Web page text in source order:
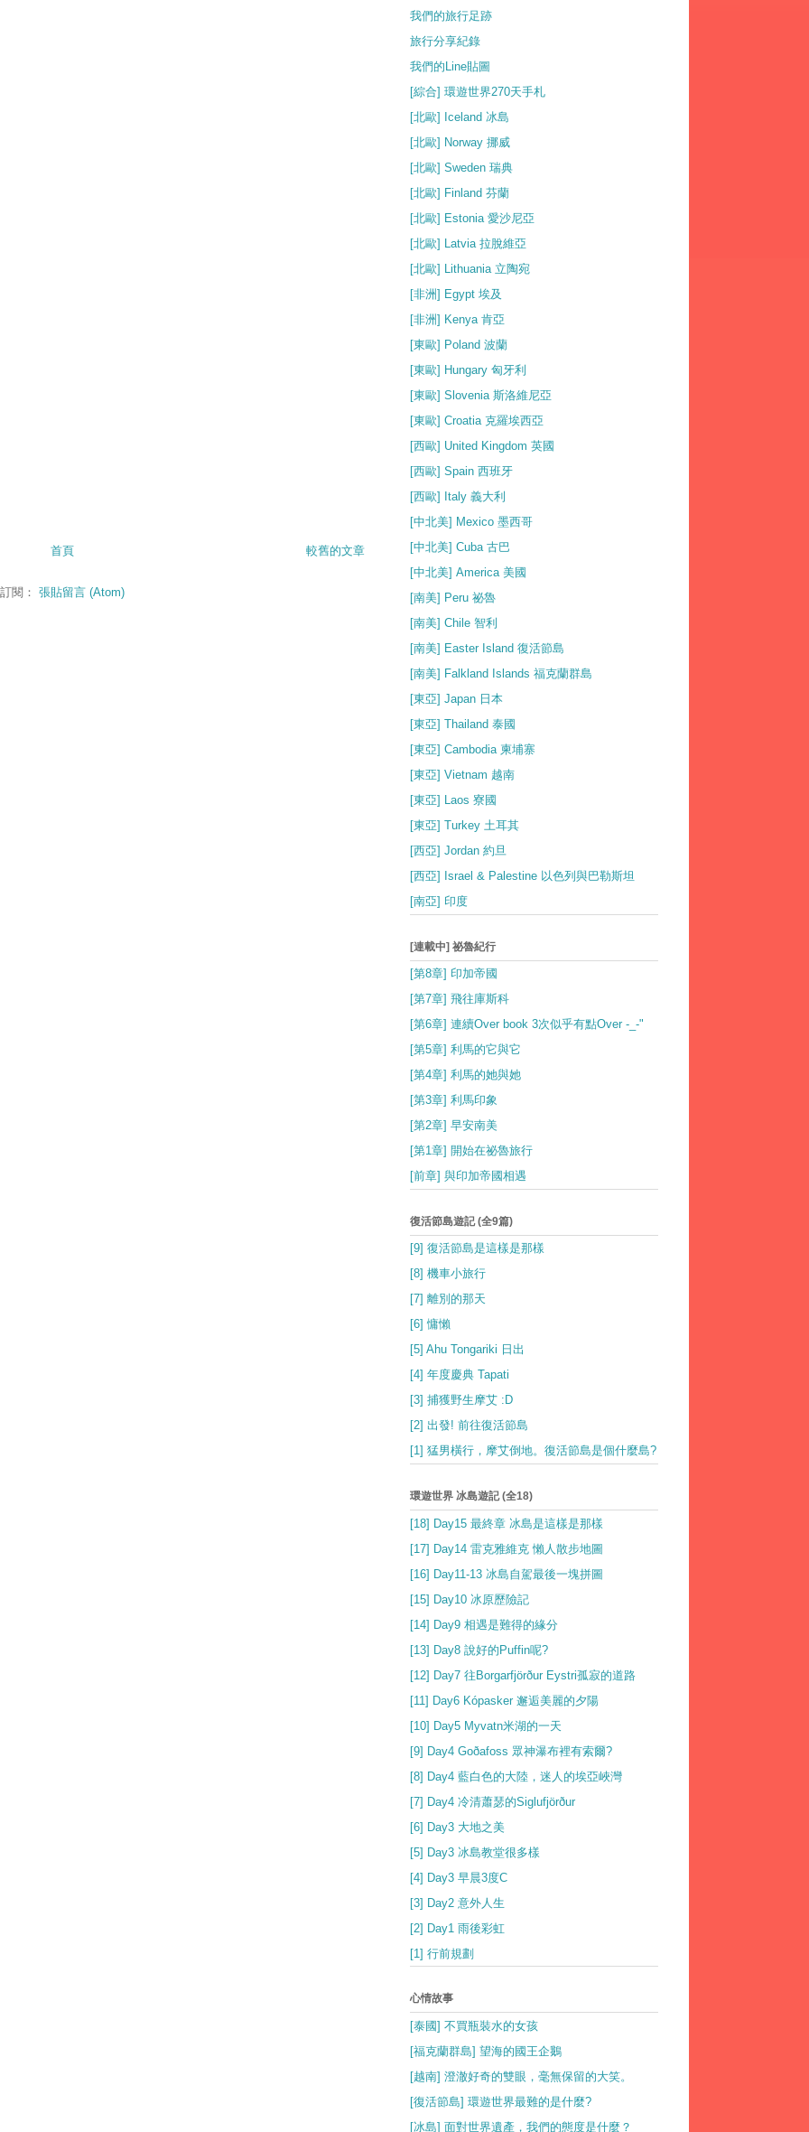
較舊的文章
首頁
訂閱： 張貼留言 (Atom)
我們的旅行足跡
旅行分享紀錄
我們的Line貼圖
[綜合] 環遊世界270天手札
[北歐] Iceland 冰島
[北歐] Norway 挪威
[北歐] Sweden 瑞典
[北歐] Finland 芬蘭
[北歐] Estonia 愛沙尼亞
[北歐] Latvia 拉脫維亞
[北歐] Lithuania 立陶宛
[非洲] Egypt 埃及
[非洲] Kenya 肯亞
[東歐] Poland 波蘭
[東歐] Hungary 匈牙利
[東歐] Slovenia 斯洛維尼亞
[東歐] Croatia 克羅埃西亞
[西歐] United Kingdom 英國
[西歐] Spain 西班牙
[西歐] Italy 義大利
[中北美] Mexico 墨西哥
[中北美] Cuba 古巴
[中北美] America 美國
[南美] Peru 祕魯
[南美] Chile 智利
[南美] Easter Island 復活節島
[南美] Falkland Islands 福克蘭群島
[東亞] Japan 日本
[東亞] Thailand 泰國
[東亞] Cambodia 柬埔寨
[東亞] Vietnam 越南
[東亞] Laos 寮國
[東亞] Turkey 土耳其
[西亞] Jordan 約旦
[西亞] Israel & Palestine 以色列與巴勒斯坦
[南亞] 印度
[連載中] 祕魯紀行
[第8章] 印加帝國
[第7章] 飛往庫斯科
[第6章] 連續Over book 3次似乎有點Over -_-"
[第5章] 利馬的它與它
[第4章] 利馬的她與她
[第3章] 利馬印象
[第2章] 早安南美
[第1章] 開始在祕魯旅行
[前章] 與印加帝國相遇
復活節島遊記 (全9篇)
[9] 復活節島是這樣是那樣
[8] 機車小旅行
[7] 離別的那天
[6] 慵懶
[5] Ahu Tongariki 日出
[4] 年度慶典 Tapati
[3] 捕獲野生摩艾 :D
[2] 出發! 前往復活節島
[1] 猛男橫行，摩艾倒地。復活節島是個什麼島?
環遊世界 冰島遊記 (全18)
[18] Day15 最終章 冰島是這樣是那樣
[17] Day14 雷克雅維克 懶人散步地圖
[16] Day11-13 冰島自駕最後一塊拼圖
[15] Day10 冰原歷險記
[14] Day9 相遇是難得的緣分
[13] Day8 說好的Puffin呢?
[12] Day7 往Borgarfjörður Eystri孤寂的道路
[11] Day6 Kópasker 邂逅美麗的夕陽
[10] Day5 Myvatn米湖的一天
[9] Day4 Goðafoss 眾神瀑布裡有索爾?
[8] Day4 藍白色的大陸，迷人的埃亞峽灣
[7] Day4 冷清蕭瑟的Siglufjörður
[6] Day3 大地之美
[5] Day3 冰島教堂很多樣
[4] Day3 早晨3度C
[3] Day2 意外人生
[2] Day1 雨後彩虹
[1] 行前規劃
心情故事
[泰國] 不買瓶裝水的女孩
[福克蘭群島] 望海的國王企鵝
[越南] 澄澈好奇的雙眼，毫無保留的大笑。
[復活節島] 環遊世界最難的是什麼?
[冰島] 面對世界遺產，我們的態度是什麼？